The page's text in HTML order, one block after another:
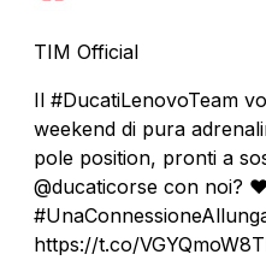
TIM Official
Il #DucatiLenovoTeam
weekend di pura
pole position, pronti a
@ducaticorse con noi?
https://t.co/